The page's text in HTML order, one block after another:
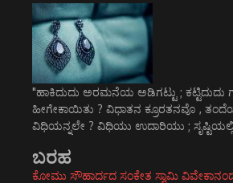
"ಹಾಕಿದುದು ಅರಮನೆಯ ಅಡಿಗಟ್ಟು ; ಕಟ್ಟಿದುದು
ಹೀಗೇಕಾಯಿತು ? ವಿಧಾತನ ಕ್ರೂರತನವೊ ,
ವಿಧಿಯನ್ನಲೇ ? ವಿಧಿಯು ಉದಾರಿಯು ;
ಬರಹ
ಕೋಮು ಸೌಹಾರ್ದದ ಸಂಕೇತ ಸ್ವಾಮಿ